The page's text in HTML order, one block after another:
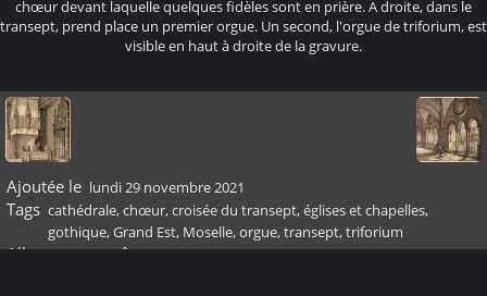
chœur devant laquelle quelques fidèles sont en prière. A droite, dans le
transept, prend place un premier orgue. Un second, l'orgue de triforium, est
visible en haut à droite de la gravure.
Ajoutée le lundi 29 novembre 2021
Tags cathédrale,chœur,croisée du transept,églises et chapelles,
gothique,Grand Est, Moselle,orgue,transept,triforium
Albums Moyen Âge